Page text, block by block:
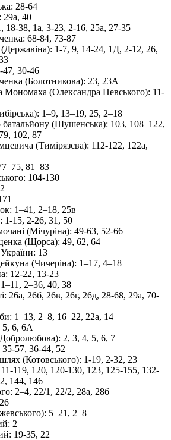
28-64
29а, 40
18-38, 1а, 3-23, 2-16, 25а, 27-35
68-84, 73-87
1-7, 9, 14-24, 1Д, 2-12, 26,
47, 30-46
(Болотникова): 23, 23А
Мономаха (Олександра Невського): 11-
1–9, 13–19, 25, 2–18
батальйону (Шушенська): 103, 108–122,
102, 87
(Тимірязєва): 112-122, 122а,
81–83
104-130
1–41, 2–18, 25в
1-15, 2-26, 31, 50
(Мічуріна): 49-63, 52-66
(Щорса): 49, 62, 64
13
(Чичеріна): 1–17, 4–18
12-22, 13-23
2–36, 40, 38
26а, 26б, 26в, 26г, 26д, 28-68, 29а, 70-
1–13, 2–8, 16–22, 22а, 14
5, 6, 6А
2, 3, 4, 5, 6, 7
35-57, 36-44, 52
(Котовського): 1-19, 2-32, 23
119, 120, 120-130, 123, 125-155, 132-
144, 146
2–4, 22/1, 22/2, 28а, 28б
5–21, 2–8
2
19-35, 22